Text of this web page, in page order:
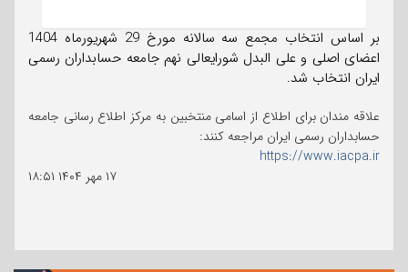
بر اساس انتخاب مجمع سه سالانه مورخ 29 شهریورماه 1404
اعضای اصلی و علی البدل شورایعالی نهم جامعه حسابداران رسمی
ایران انتخاب شد.
علاقه مندان برای اطلاع از اسامی منتخبین به مرکز اطلاع رسانی جامعه
حسابداران رسمی ایران مراجعه کنند:
https://www.iacpa.ir
۱۷ مهر ۱۴۰۴
۱۸:۵۱